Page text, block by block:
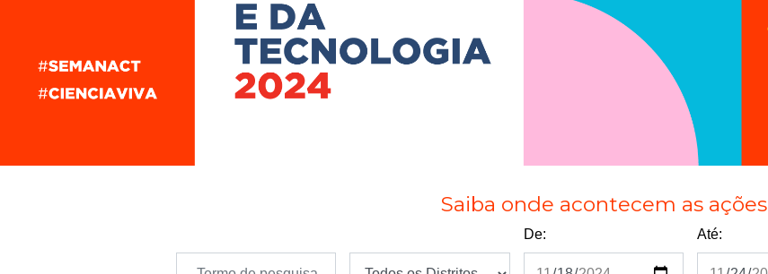
Saiba onde acontecem as ações
De: Até: